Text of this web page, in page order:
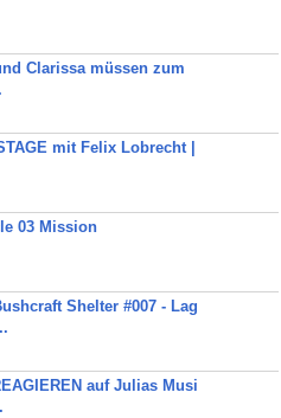
Clarissa müssen zum
mit Felix Lobrecht |
03 Mission
Shelter #007 - Lag
auf Julias Musi